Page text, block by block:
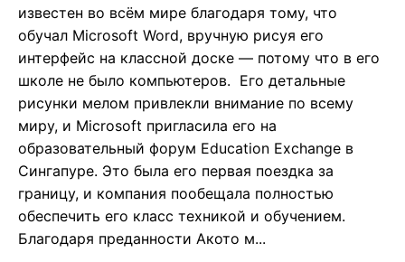
известен во всём мире благодаря тому, что
обучал Microsoft Word, вручную рисуя его
интерфейс на классной доске — потому что в его
школе не было компьютеров. Его детальные
рисунки мелом привлекли внимание по всему
миру, и Microsoft пригласила его на
образовательный форум Education Exchange в
Сингапуре. Это была его первая поездка за
границу, и компания пообещала полностью
обеспечить его класс техникой и обучением.
Благодаря преданности Акото м...